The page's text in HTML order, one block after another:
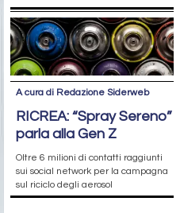
A cura di Redazione Siderweb
RICREA: “Spray Sereno”
parla alla Gen Z
Oltre 6 milioni di contatti raggiunti
sui social network per la campagna
sul riciclo degli aerosol